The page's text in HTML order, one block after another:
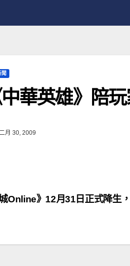
聞
中華英雄》陪
月 30, 2009
Online》12月31日正式降生